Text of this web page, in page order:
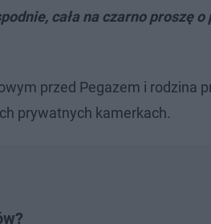
cała na czarno proszę o
przed Pegazem i rodzina
prywatnych kamerkach.